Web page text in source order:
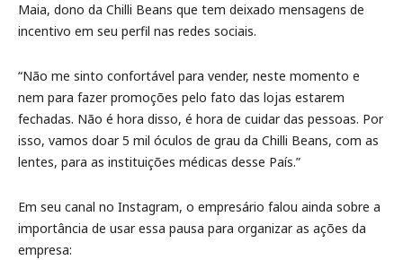
Maia, dono da Chilli Beans que tem deixado mensagens de
incentivo em seu perfil nas redes sociais.
“Não me sinto confortável para vender, neste momento e
nem para fazer promoções pelo fato das lojas estarem
fechadas. Não é hora disso, é hora de cuidar das pessoas. Por
isso, vamos doar 5 mil óculos de grau da Chilli Beans, com as
lentes, para as instituições médicas desse País.”
Em seu canal no Instagram, o empresário falou ainda sobre a
importância de usar essa pausa para organizar as ações da
empresa: